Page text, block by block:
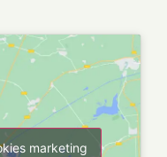
marketing